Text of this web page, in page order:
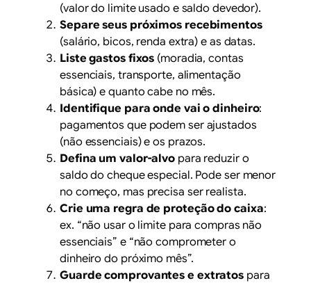
(valor do limite usado e saldo devedor).
Separe seus próximos recebimentos
(salário, bicos, renda extra) e as datas.
Liste gastos fixos (moradia, contas
essenciais, transporte, alimentação
básica) e quanto cabe no mês.
Identifique para onde vai o dinheiro:
pagamentos que podem ser ajustados
(não essenciais) e os prazos.
Defina um valor-alvo para reduzir o
saldo do cheque especial. Pode ser menor
no começo, mas precisa ser realista.
Crie uma regra de proteção do caixa:
ex. “não usar o limite para compras não
essenciais” e “não comprometer o
dinheiro do próximo mês”.
Guarde comprovantes e extratos para